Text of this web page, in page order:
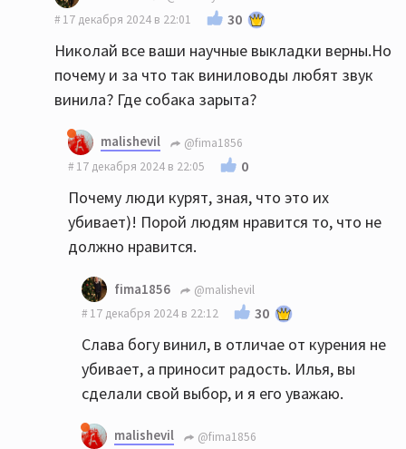
17 декабря 2024 в 22:01
30
Николай все ваши научные выкладки верны.Но
почему и за что так виниловоды любят звук
винила? Где собака зарыта?
malishevil
@fima1856
17 декабря 2024 в 22:05
0
Почему люди курят, зная, что это их
убивает)! Порой людям нравится то, что не
должно нравится.
fima1856
@malishevil
17 декабря 2024 в 22:12
30
Слава богу винил, в отличае от курения не
убивает, а приносит радость. Илья, вы
сделали свой выбор, и я его уважаю.
malishevil
@fima1856